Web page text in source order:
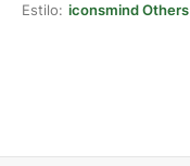
Estilo: iconsmind Others